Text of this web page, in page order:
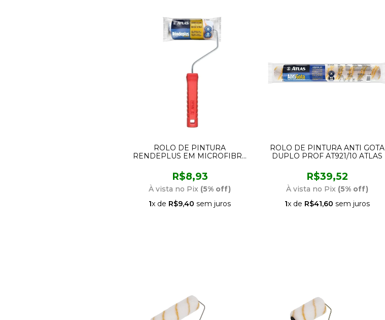
ROLO DE PINTURA
RENDEPLUS EM MICROFIBRA
R$8,93
À vista no Pix (5% off)
1x de R$9,40 sem juros
ROLO DE PINTURA ANTI GOTA
DUPLO PROF AT921/10 ATLAS
R$39,52
À vista no Pix (5% off)
1x de R$41,60 sem juros